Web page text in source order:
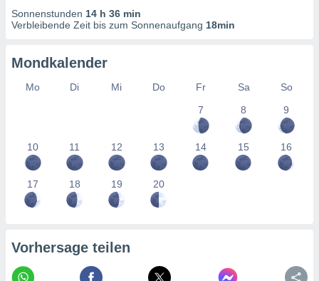
1199
Sonnenstunden 14 h 36 min
Verbleibende Zeit bis zum Sonnenaufgang 18min
Mondkalender
Mo Di Mi Do Fr Sa
So
7
8 9
10 11 12 13 14 15 16
17 18 19 20
Vorhersage teilen